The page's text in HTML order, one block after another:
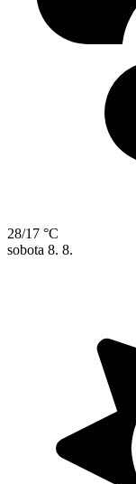
28/17 °C
sobota 8. 8.